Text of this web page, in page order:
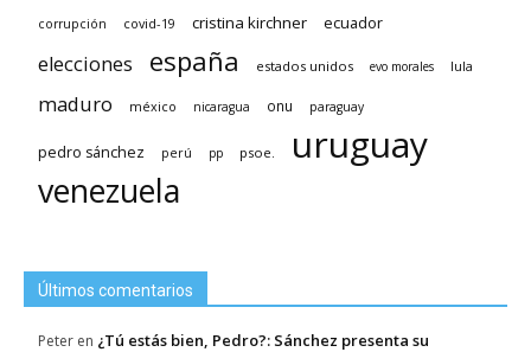
corrupción covid-19 cristina kirchner ecuador
elecciones españa estados unidos evo morales lula
maduro méxico nicaragua onu paraguay
pedro sánchez perú pp psoe. uruguay
venezuela
Últimos comentarios
Peter en ¿Tú estás bien, Pedro?: Sánchez presenta su